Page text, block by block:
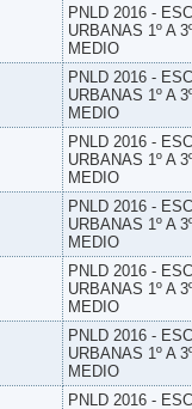
PNLD 2016 -
URBANAS 1º A
MEDIO
PNLD 2016 -
URBANAS 1º A
MEDIO
PNLD 2016 -
URBANAS 1º A
MEDIO
PNLD 2016 -
URBANAS 1º A
MEDIO
PNLD 2016 -
URBANAS 1º A
MEDIO
PNLD 2016 -
URBANAS 1º A
MEDIO
PNLD 2016 -